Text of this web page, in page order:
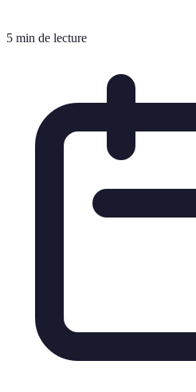
5 min de lecture